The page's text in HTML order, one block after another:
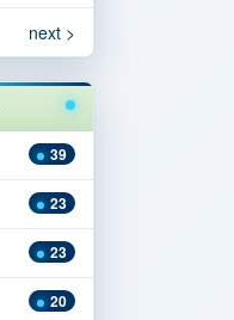
next >
39
23
23
20